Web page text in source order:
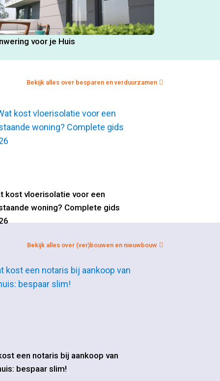
voor je Huis
Bekijk alles over besparen en verduurzamen
kost vloerisolatie voor een
woning? Complete gids
Bekijk alles over (ver)bouwen en nieuwbouw
een notaris bij aankoop van
bespaar slim!